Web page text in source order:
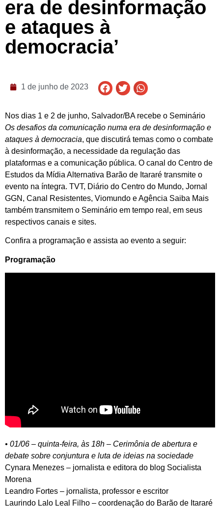
era de desinformação
e ataques à
democracia’
1 de junho de 2023
Nos dias 1 e 2 de junho, Salvador/BA recebe o Seminário
Os desafios da comunicação numa era de desinformação e
ataques à democracia, que discutirá temas como o combate
à desinformação, a necessidade da regulação das
plataformas e a comunicação pública. O canal do Centro de
Estudos da Mídia Alternativa Barão de Itararé transmite o
evento na íntegra. TVT, Diário do Centro do Mundo, Jornal
GGN, Canal Resistentes, Viomundo e Agência Saiba Mais
também transmitem o Seminário em tempo real, em seus
respectivos canais e sites.
Confira a programação e assista ao evento a seguir:
Programação
• 01/06 – quinta-feira, às 18h – Cerimônia de abertura e
debate sobre conjuntura e luta de ideias na sociedade
Cynara Menezes – jornalista e editora do blog Socialista
Morena
Leandro Fortes – jornalista, professor e escritor
Laurindo Lalo Leal Filho – coordenação do Barão de Itararé